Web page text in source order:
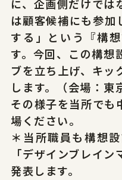
に、企画側だけでは
は顧客候補にも参加
する」という『構
す。今回、この構想
ブを立ち上げ、キッ
します。（会場：東
その様子を当所でも
場ください。
＊当所職員も構想
「デザインブレイ
発表します。